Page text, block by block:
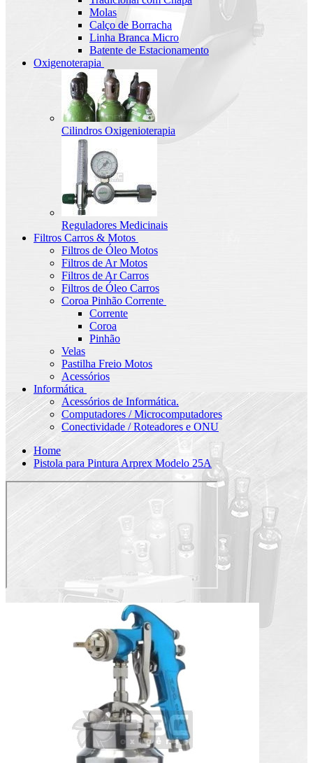
Molas
Calço de Borracha
Linha Branca Micro
Batente de Estacionamento
Oxigenoterapia
Cilindros Oxigenioterapia
Reguladores Medicinais
Filtros Carros & Motos
Filtros de Óleo Motos
Filtros de Ar Motos
Filtros de Ar Carros
Filtros de Óleo Carros
Coroa Pinhão Corrente
Corrente
Coroa
Pinhão
Velas
Pastilha Freio Motos
Acessórios
Informática
Acessórios de Informática.
Computadores / Microcomputadores
Conectividade / Roteadores e ONU
Home
Pistola para Pintura Arprex Modelo 25A